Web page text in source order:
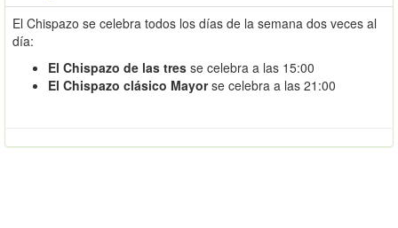
El Chispazo se celebra todos los días de la semana dos veces al
día:
El Chispazo de las tres se celebra a las 15:00
El Chispazo clásico Mayorse celebra a las 21:00